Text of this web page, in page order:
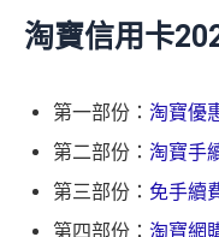
淘寶信用卡
第一部份： 淘寶優
第二部份： 淘寶手
第三部份： 免手續
第四部份： 淘寶網